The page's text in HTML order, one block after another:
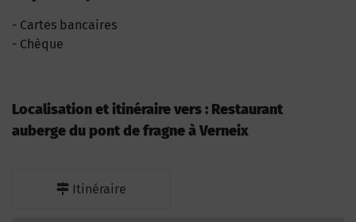
Cartes bancaires
Chèque
Localisation et itinéraire vers : Restaurant
auberge du pont de fragne à Verneix
Itinéraire